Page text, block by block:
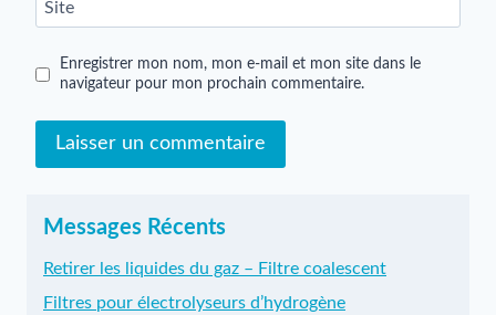
Site
Enregistrer mon nom, mon e-mail et mon site dans le
navigateur pour mon prochain commentaire.
Messages Récents
Retirer les liquides du gaz – Filtre coalescent
Filtres pour électrolyseurs d’hydrogène